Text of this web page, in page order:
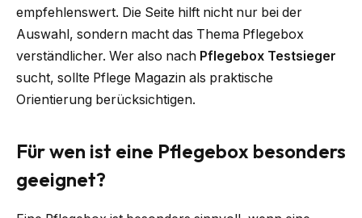
empfehlenswert. Die Seite hilft nicht nur bei der
Auswahl, sondern macht das Thema Pflegebox
verständlicher. Wer also nach Pflegebox Testsieger
sucht, sollte Pflege Magazin als praktische
Orientierung berücksichtigen.
Für wen ist eine Pflegebox besonders
geeignet?